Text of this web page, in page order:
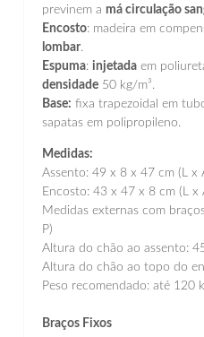
previnem a má circulação
Encosto: madeira em
lombar.
Espuma: injetadaem
densidade50 kg/m³.
Base: fixa trapezoidal em
sapatas em polipropileno.
Medidas:
Assento: 49 x 8 x 47 cm (L x
Encosto: 43 x 47 x 8 cm (L x
Medidas externas com
P)
Altura do chão ao assento:
Altura do chão ao topo do
Peso recomendado: até 120
Braços Fixos